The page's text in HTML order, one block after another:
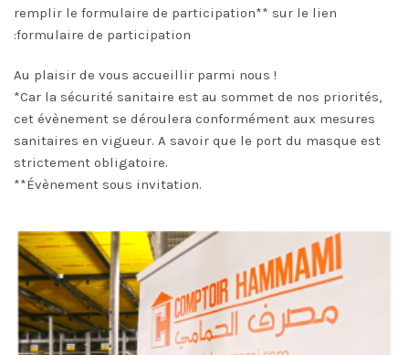
remplir le formulaire de participation** sur le lien
:formulaire de participation
Au plaisir de vous accueillir parmi nous !
*Car la sécurité sanitaire est au sommet de nos priorités,
cet évènement se déroulera conformément aux mesures
sanitaires en vigueur. A savoir que le port du masque est
strictement obligatoire.
**Évènement sous invitation.